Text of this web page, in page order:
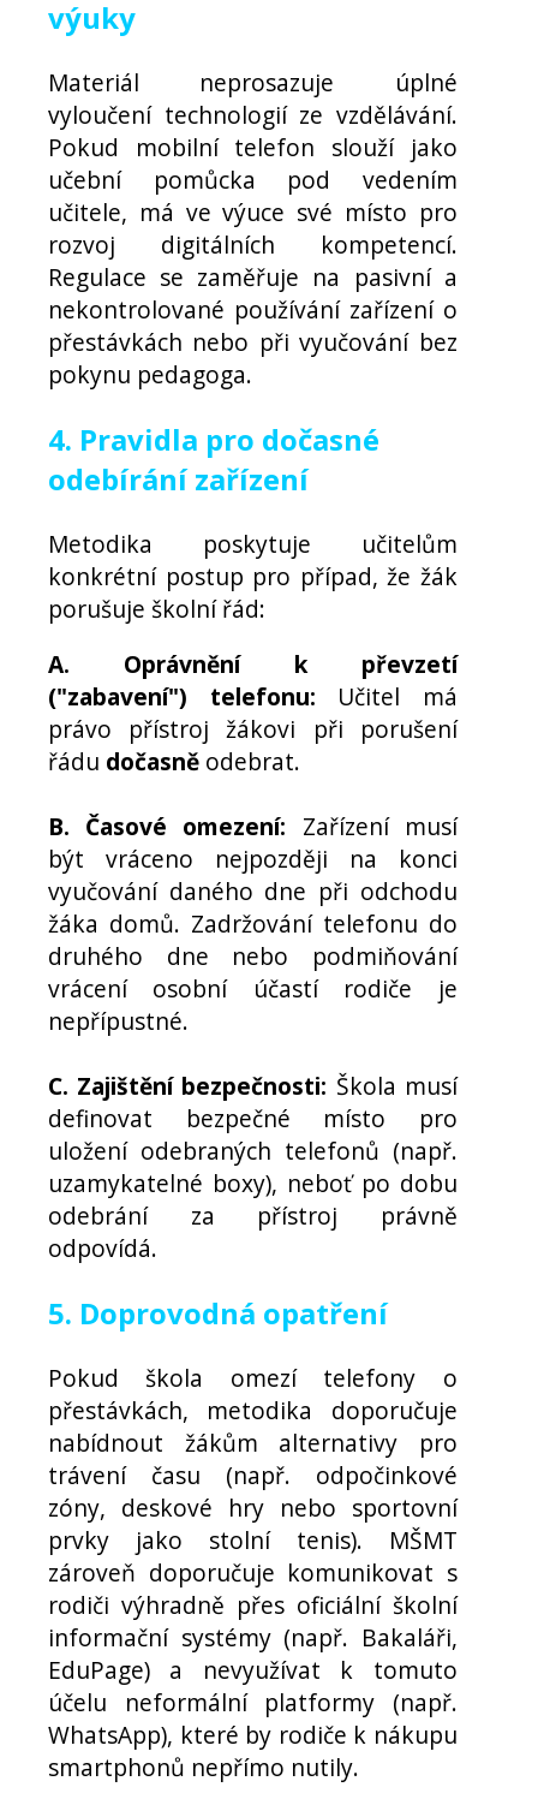
výuky
Materiál neprosazuje úplné
vyloučení technologií ze vzdělávání.
Pokud mobilní telefon slouží jako
učební pomůcka pod vedením
učitele, má ve výuce své místo pro
rozvoj digitálních kompetencí.
Regulace se zaměřuje na pasivní a
nekontrolované používání zařízení o
přestávkách nebo při vyučování bez
pokynu pedagoga.
4. Pravidla pro dočasné
odebírání zařízení
Metodika poskytuje učitelům
konkrétní postup pro případ, že žák
porušuje školní řád:
A. Oprávnění k převzetí
("zabavení") telefonu: Učitel má
právo přístroj žákovi při porušení
řádu dočasně odebrat.
B. Časové omezení: Zařízení musí
být vráceno nejpozději na konci
vyučování daného dne při odchodu
žáka domů. Zadržování telefonu do
druhého dne nebo podmiňování
vrácení osobní účastí rodiče je
nepřípustné.
C. Zajištění bezpečnosti: Škola musí
definovat bezpečné místo pro
uložení odebraných telefonů (např.
uzamykatelné boxy), neboť po dobu
odebrání za přístroj právně
odpovídá.
5. Doprovodná opatření
Pokud škola omezí telefony o
přestávkách, metodika doporučuje
nabídnout žákům alternativy pro
trávení času (např. odpočinkové
zóny, deskové hry nebo sportovní
prvky jako stolní tenis). MŠMT
zároveň doporučuje komunikovat s
rodiči výhradně přes oficiální školní
informační systémy (např. Bakaláři,
EduPage) a nevyužívat k tomuto
účelu neformální platformy (např.
WhatsApp), které by rodiče k nákupu
smartphonů nepřímo nutily.